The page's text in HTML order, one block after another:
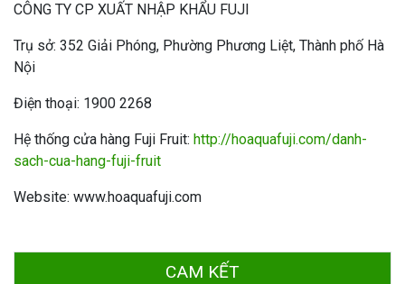
CÔNG TY CP XUẤT NHẬP KHẨU FUJI
Trụ sở: 352 Giải Phóng, Phường Phương Liệt, Thành phố Hà
Nội
Điện thoại: 1900 2268
Hệ thống cửa hàng Fuji Fruit: http://hoaquafuji.com/danh-
sach-cua-hang-fuji-fruit
Website: www.hoaquafuji.com
CAM KẾT